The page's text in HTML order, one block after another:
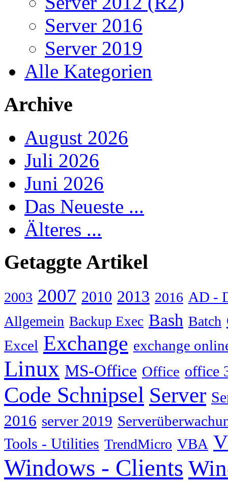
Server 2016
Server 2019
Alle Kategorien
Archive
August 2026
Juli 2026
Juni 2026
Das Neueste ...
Älteres ...
Getaggte Artikel
2003 2007 2010 2013 2016 AD -
Allgemein Backup Exec Bash Batch
Excel Exchange exchange
Linux MS-Office Office office
Code Schnipsel Server
2016 server 2019
Tools - Utilities TrendMicro VBA
Windows - Clients